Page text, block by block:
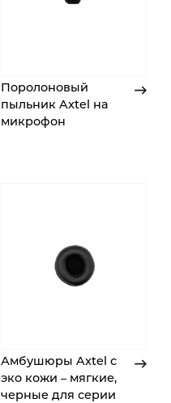
Поролоновый
пыльник Axtel на
микрофон
Амбушюры Axtel с
эко кожи – мягкие,
черные для серии